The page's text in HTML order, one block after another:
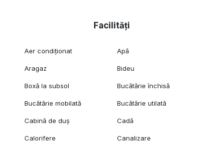
Facilități
Aer condiționat Apă
Aragaz Bideu
Boxă la subsol Bucătărie închisă
Bucătărie mobilată Bucătărie utilată
Cabină de duș Cadă
Calorifere Canalizare